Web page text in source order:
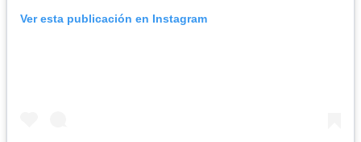
Ver esta publicación en Instagram